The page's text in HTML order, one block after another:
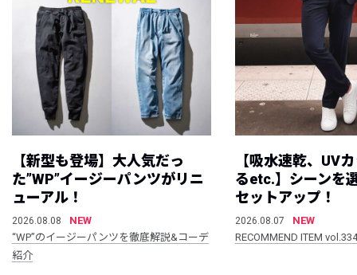
【新型も登場】大人気だっ
た”WP”イージーパンツがリニ
ューアル！
2026.08.08
NEW
“WP”のイージーパンツを徹底解説&コーデ
紹介
【吸水速乾、UV
るetc.】シーンを
セットアップ！
2026.08.07
NEW
RECOMMEND ITEM vol.334